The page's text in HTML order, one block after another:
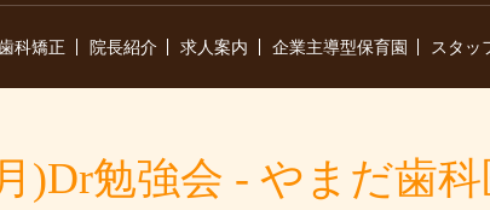
科矯正 院長紹介 求人案内 企業主導型保育園 スタッ
)Dr勉強会 - やまだ歯